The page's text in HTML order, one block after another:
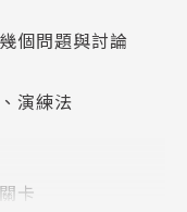
頂尖講師、電腦
教學與資訊技術，
而順暢。
求，最大化教學
功能所迷惑，輕鬆
提高學習成果。
個問題與討論
演練法
卡